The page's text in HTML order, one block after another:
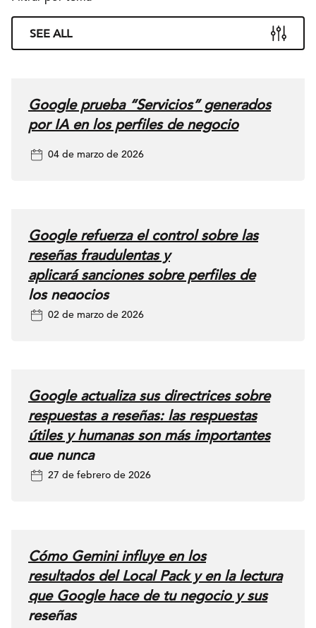
para entender el
customer journey,
verla como un
complemento al
reporting
hay de nuevo?
Ahora las
empresas pueden
conectar sus
Perfiles de
métricas clave de
interacción del los
Perfiles de
Empresa junto
con la analítica
métricas
compatibles
incluyen llamadas
SEE ALL
Google prueba “Servicios” generados
por IA en los perfiles de negocio
04 de marzo de 2026
Google refuerza el control sobre las
reseñas fraudulentas y
aplicará sanciones sobre perfiles de
los negocios
02 de marzo de 2026
Google actualiza sus directrices sobre
respuestas a reseñas: las respuestas
útiles y humanas son más importantes
que nunca
27 de febrero de 2026
Cómo Gemini influye en los
resultados del Local Pack y en la lectura
que Google hace de tu negocio y sus
reseñas